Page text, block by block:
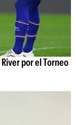
por el Torneo